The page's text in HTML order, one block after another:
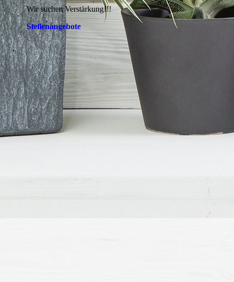
Wir suchen Verstärkung!!!
Stellenangebote